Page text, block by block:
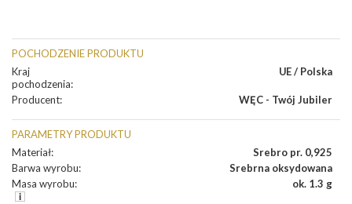
POCHODZENIE PRODUKTU
Kraj
pochodzenia:
UE / Polska
Producent: WĘC - Twój Jubiler
PARAMETRY PRODUKTU
Materiał:
Srebro pr. 0,925
Barwa wyrobu:
Srebrna oksydowana
Masa wyrobu: ok. 1.3 g